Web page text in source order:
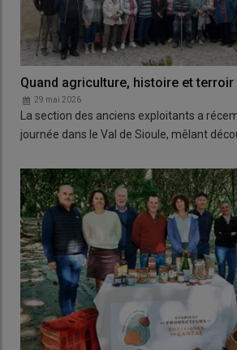
Quand agriculture, histoire et
29 mai 2026
La section des anciens exploitants a
journée dans le Val de Sioule, mêlant